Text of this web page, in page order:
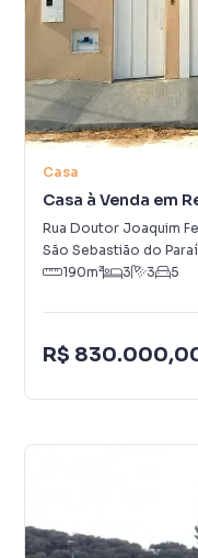
Casa
Casa à Venda em
Rua Doutor Joaquim
São Sebastião do
190m² 3 3 5
R$